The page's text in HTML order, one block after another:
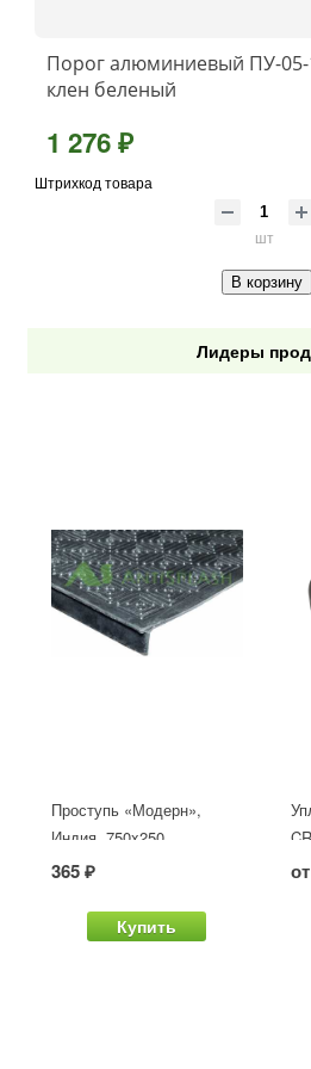
Порог алюминиевый ПУ-05-1 24x10x2700 мм,
клен беленый
1 276 ₽
Штрихкод товара
шт
В корзину
Лидеры
Проступь «Модерн»,
Индия, 750x250
365 ₽
Купить